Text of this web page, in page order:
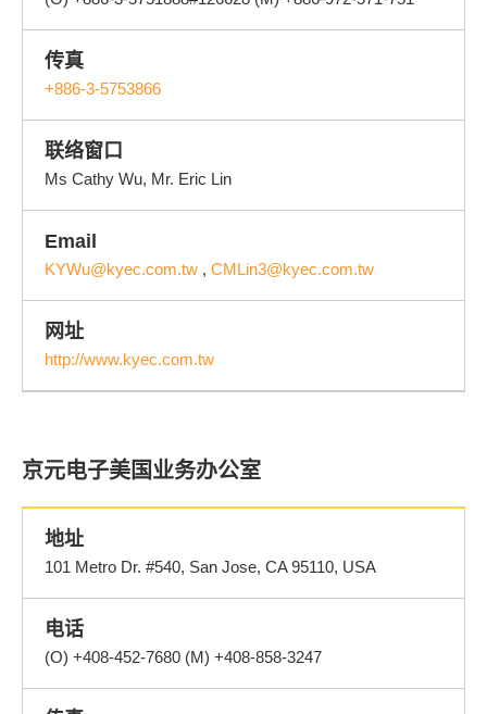
传真
+886-3-5753866
联络窗口
Ms Cathy Wu, Mr. Eric Lin
Email
KYWu@kyec.com.tw , CMLin3@kyec.com.tw
网址
http://www.kyec.com.tw
京元电子美国业务办公室
地址
101 Metro Dr. #540, San Jose, CA 95110, USA
电话
(O) +408-452-7680 (M) +408-858-3247